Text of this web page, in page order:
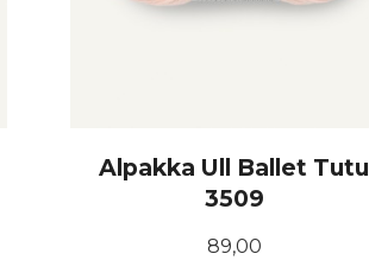
Alpakka Ull Ballet Tutu
3509
Pris
89,00